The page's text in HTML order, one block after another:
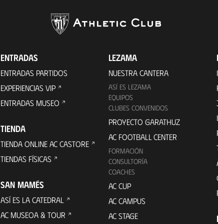
ENTRADAS
ENTRADAS PARTIDOS
EXPERIENCIAS VIP
ENTRADAS MUSEO
TIENDA
TIENDA ONLINE AC CASTORE
TIENDAS FÍSICAS
SAN MAMÉS
ASÍ ES LA CATEDRAL
AC MUSEOA & TOUR
LEZAMA
NUESTRA CANTERA
ASÍ ES LEZAMA
EQUIPOS
CLUBES CONVENIDOS
PROYECTO GARATHUZ
AC FOOTBALL CENTER
FORMACIÓN
CONSULTORÍA
COACHES
AC CUP
AC CAMPUS
AC STAGE